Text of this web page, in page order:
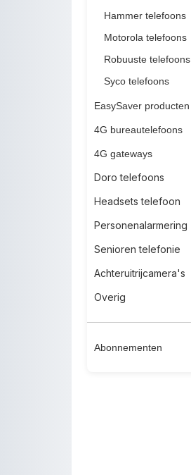
Hammer telefoons
Motorola telefoons
Robuuste telefoons
Syco telefoons
EasySaver producten
4G bureautelefoons
4G gateways
Doro telefoons
Headsets telefoon
Personenalarmering
Senioren telefonie
Achteruitrijcamera's
Overig
Abonnementen